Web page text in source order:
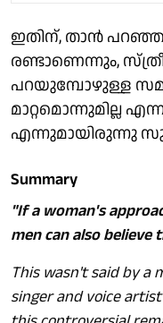
ഇതിന്, താൻ
രണ്ടാണെന്നും,
പറയുമ്പോഴുള്ള
മാറ്റമൊന്നുമില്ല
എന്നുമായിരുന്നു
Summary
"If a woman's
men can also believe
This wasn't said by a
singer and voice